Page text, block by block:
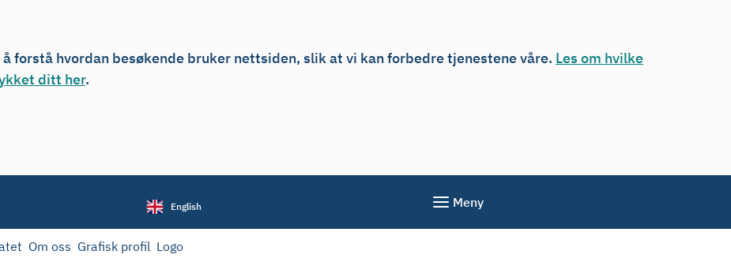
forstå hvordan besøkende bruker nettsiden, slik at vi kan forbedre tjenestene våre. Les om hvilke
ditt her.
English Meny
Om oss Grafisk profil Logo